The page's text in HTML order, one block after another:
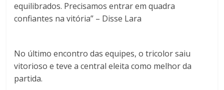
equilibrados. Precisamos entrar em quadra
confiantes na vitória” – Disse Lara
No último encontro das equipes, o tricolor saiu
vitorioso e teve a central eleita como melhor da
partida.